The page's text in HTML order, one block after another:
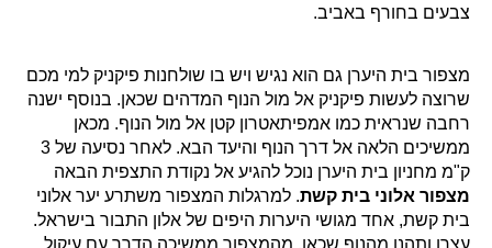
צבעים בחורף באביב.
מצפור בית היערן גם הוא נגיש ויש בו שולחנות פיקניק למי מכם
שרוצה לעשות פיקניק אל מול הנוף המדהים שכאן. בנוסף ישנה
רחבה שנראית כמו אמפיתאטרון קטן אל מול הנוף. מכאן
ממשיכים הלאה אל דרך הנוף והיעד הבא. לאחר נסיעה של 3
ק"מ מחניון בית היערן נוכל להגיע אל נקודת התצפית הבאה
מצפור אלוני בית קשת. למרגלות המצפור משתרע יער אלוני
בית קשת, אחד מגושי היערות היפים של אלון התבור בישראל.
עצרו ותהנו מהנוף שכאן. מהמצפור ממשיכה הדרך עם עיקול